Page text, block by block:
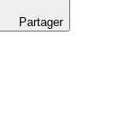
Partager